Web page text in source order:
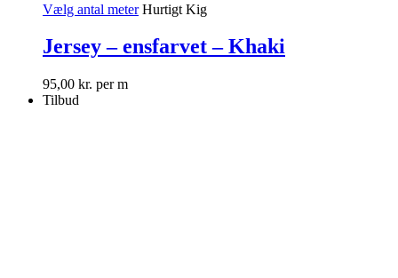
Vælg antal meter Hurtigt Kig
Jersey – ensfarvet – Khaki
95,00 kr. per m
Tilbud